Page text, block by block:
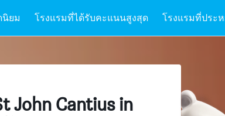
นิยม โรงแรมที่ได้รับคะแนนสูงสุด โรงแรมที่ประ
John Cantius in